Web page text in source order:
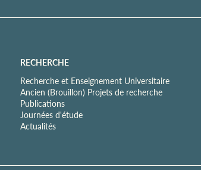
RECHERCHE
Recherche et Enseignement Universitaire
Ancien (Brouillon) Projets de recherche
Publications
Journées d'étude
Actualités